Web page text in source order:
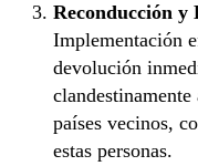
Reconducción y
Implementación
devolución
países vecinos,
estas personas.